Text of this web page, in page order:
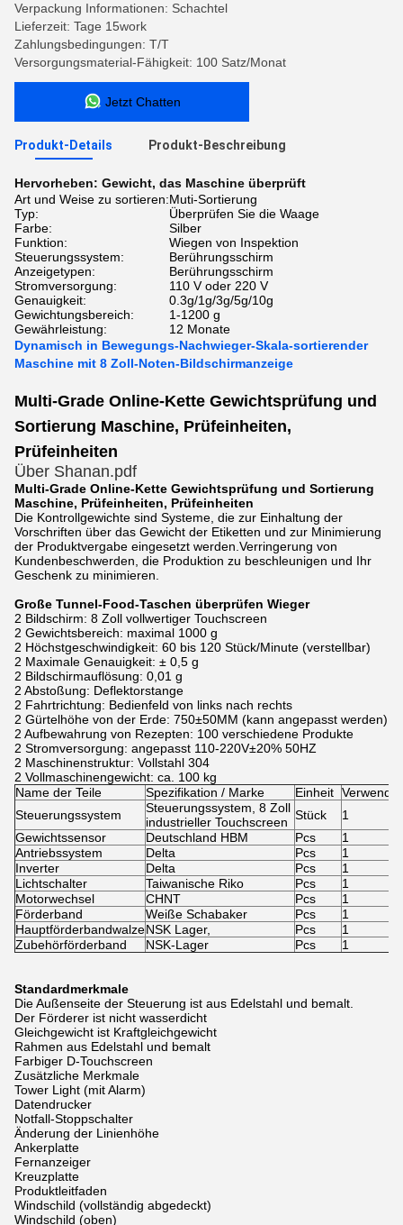
Verpackung Informationen: Schachtel
Lieferzeit: Tage 15work
Zahlungsbedingungen: T/T
Versorgungsmaterial-Fähigkeit: 100 Satz/Monat
Jetzt Chatten
Produkt-Details Produkt-Beschreibung
Hervorheben: Gewicht, das Maschine überprüft
Art und Weise zu sortieren:Muti-Sortierung
Typ:
Überprüfen Sie die Waage
Farbe:
Silber
Funktion:
Wiegen von Inspektion
Steuerungssystem:
Berührungsschirm
Anzeigetypen:
Berührungsschirm
Stromversorgung:
110 V oder 220 V
Genauigkeit:
0.3g/1g/3g/5g/10g
Gewichtungsbereich:
1-1200 g
Gewährleistung:
12 Monate
Dynamisch in Bewegungs-Nachwieger-Skala-sortierender
Maschine mit 8 Zoll-Noten-Bildschirmanzeige
Multi-Grade Online-Kette Gewichtsprüfung und
Sortierung Maschine, Prüfeinheiten,
Prüfeinheiten
Über Shanan.pdf
Multi-Grade Online-Kette Gewichtsprüfung und Sortierung
Maschine, Prüfeinheiten, Prüfeinheiten
Die Kontrollgewichte sind Systeme, die zur Einhaltung der
Vorschriften über das Gewicht der Etiketten und zur Minimierung
der Produktvergabe eingesetzt werden.Verringerung von
Kundenbeschwerden, die Produktion zu beschleunigen und Ihr
Geschenk zu minimieren.
Große Tunnel-Food-Taschen überprüfen Wieger
2 Bildschirm: 8 Zoll vollwertiger Touchscreen
2 Gewichtsbereich: maximal 1000 g
2 Höchstgeschwindigkeit: 60 bis 120 Stück/Minute (verstellbar)
2 Maximale Genauigkeit: ± 0,5 g
2 Bildschirmauflösung: 0,01 g
2 Abstoßung: Deflektorstange
2 Fahrtrichtung: Bedienfeld von links nach rechts
2 Gürtelhöhe von der Erde: 750±50MM (kann angepasst werden)
2 Aufbewahrung von Rezepten: 100 verschiedene Produkte
2 Stromversorgung: angepasst 110-220V±20% 50HZ
2 Maschinenstruktur: Vollstahl 304
2 Vollmaschinengewicht: ca. 100 kg
Name der Teile
Spezifikation / Marke Einheit
Steuerungssystem
Steuerungssystem, 8 Zoll
industrieller Touchscreen Stück
1
Gewichtssensor
Deutschland HBM Pcs
1
Antriebssystem
Delta Pcs
1
Inverter
Delta Pcs
1
Lichtschalter
Taiwanische Riko Pcs
1
Motorwechsel
CHNT Pcs
1
Förderband
Weiße Schabaker Pcs
1
HauptförderbandwalzeNSK Lager, Pcs
1
Zubehörförderband
NSK-Lager Pcs 1
Standardmerkmale
Die Außenseite der Steuerung ist aus Edelstahl und bemalt.
Der Förderer ist nicht wasserdicht
Gleichgewicht ist Kraftgleichgewicht
Rahmen aus Edelstahl und bemalt
Farbiger D-Touchscreen
Zusätzliche Merkmale
Tower Light (mit Alarm)
Datendrucker
Notfall-Stoppschalter
Änderung der Linienhöhe
Ankerplatte
Fernanzeiger
Kreuzplatte
Produktleitfaden
Windschild (vollständig abgedeckt)
Windschild (oben)